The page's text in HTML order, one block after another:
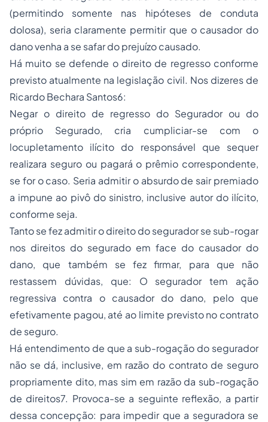
(permitindo somente nas hipóteses de conduta
dolosa), seria claramente permitir que o causador do
dano venha a se safar do prejuízo causado.
Há muito se defende o direito de regresso conforme
previsto atualmente na legislação civil. Nos dizeres de
Ricardo Bechara Santos6:
Negar o direito de regresso do Segurador ou do
próprio Segurado, cria cumpliciar-se com o
locupletamento ilícito do responsável que sequer
realizara seguro ou pagará o prêmio correspondente,
se for o caso. Seria admitir o absurdo de sair premiado
a impune ao pivô do sinistro, inclusive autor do ilícito,
conforme seja.
Tanto se fez admitir o direito do segurador se sub-rogar
nos direitos do segurado em face do causador do
dano, que também se fez firmar, para que não
restassem dúvidas, que: O segurador tem ação
regressiva contra o causador do dano, pelo que
efetivamente pagou, até ao limite previsto no contrato
de seguro.
Há entendimento de que a sub-rogação do segurador
não se dá, inclusive, em razão do contrato de seguro
propriamente dito, mas sim em razão da sub-rogação
de direitos7. Provoca-se a seguinte reflexão, a partir
dessa concepção: para impedir que a seguradora se